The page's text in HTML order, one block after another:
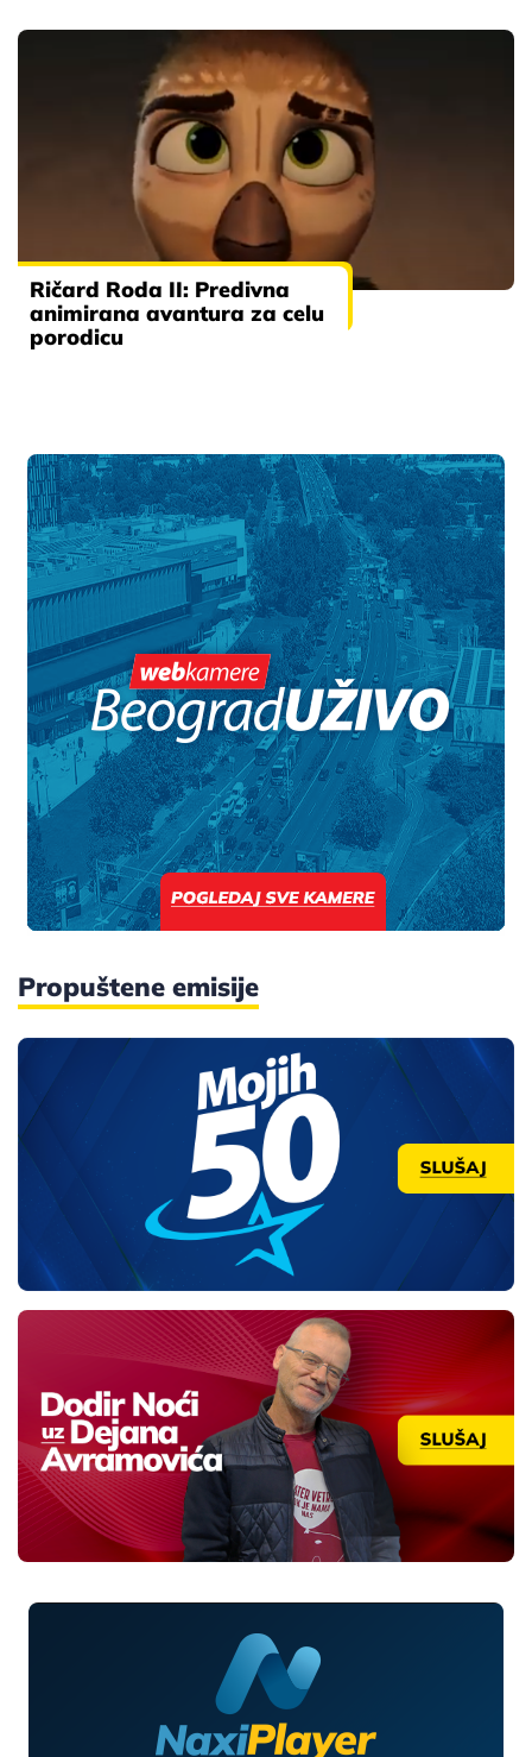
Ričard Roda II: Predivna
animirana avantura za celu
porodicu
Propuštene emisije